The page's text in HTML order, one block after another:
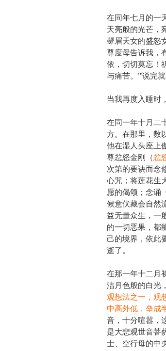
在同年七月的一
天亮般的光芒，
颦眉天女的盛怒
尊度母告诉我，
依，切切莫忘！
与痛苦。’”说完
当我再度入睡时
在同一年十月二
方。在那里，数
他在湿人头座上
尊忿怒金刚（忿
次第的要诀而念
心咒；将莲花生
愿的偈颂；念诵
候意伏藏会自然
益无量众生，一
的一切恶果，都
己的境界，依此
逝了。
在那一年十二月
洁月色般的白光
观想法之一，观
中高外低，垒成
音，十分喧嚣，
是大悲观世音菩
士、空行母的中